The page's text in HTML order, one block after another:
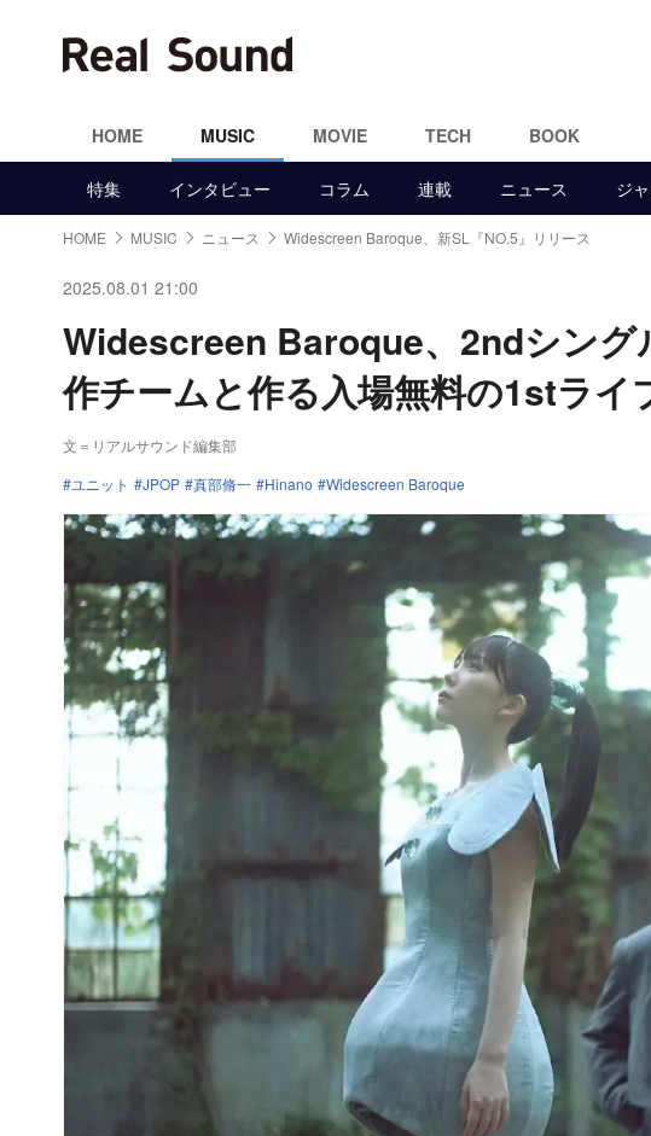
HOME MUSIC MOVIE TECH BOOK
特集 インタビュー コラム 連載 ニュース ジ
HOME MUSIC ニュース Widescreen Baroque、新SL『NO.5』リリース
2025.08.01 21:00
Widescreen Baroque、2ndシン
作チームと作る入場無料の1stライ
文＝リアルサウンド編集部
ユニット
JPOP 真部脩一 Hinano Widescreen Baroque